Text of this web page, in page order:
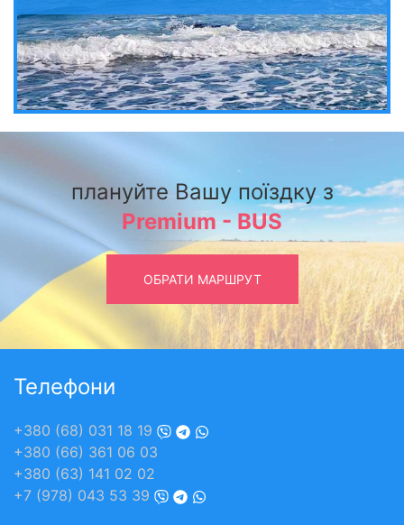
плануйте Вашу поїздку з
Premium - BUS
ОБРАТИ МАРШРУТ
Телефони
+380 (68) 031 18 19
+380 (66) 361 06 03
+380 (63) 141 02 02
+7 (978) 043 53 39